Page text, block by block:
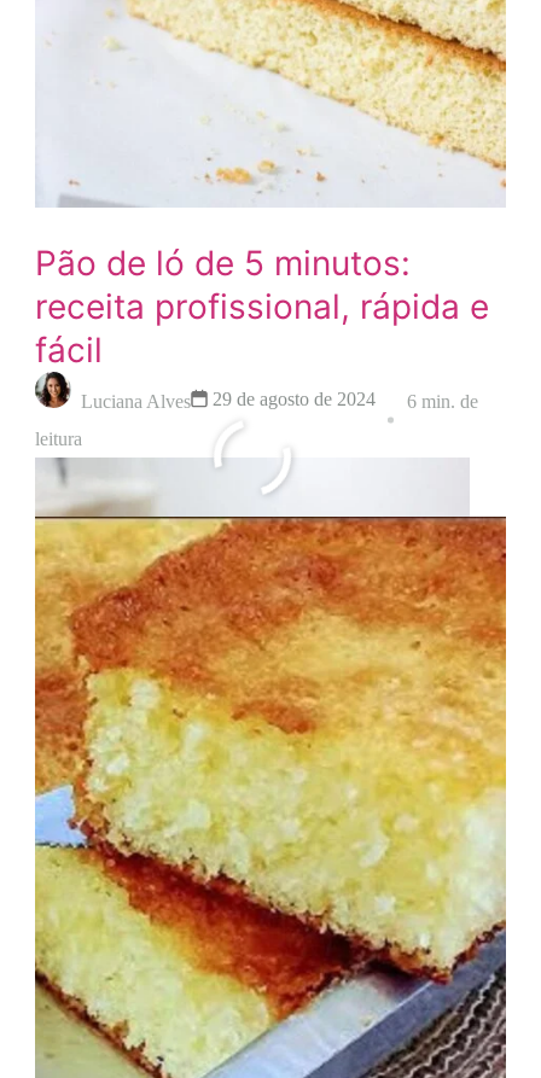
Pão de ló de 5 minutos:
receita profissional, rápida e
fácil
Luciana Alves 29 de agosto de 2024
6 min. de
leitura
Leia mais